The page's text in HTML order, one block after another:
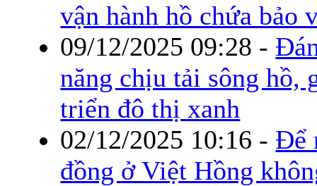
vận hành hồ chứa bảo
09/12/2025 09:28 -
năng chịu tải sông hồ,
triển đô thị xanh
02/12/2025 10:16 - Để
đồng ở Việt Hồng